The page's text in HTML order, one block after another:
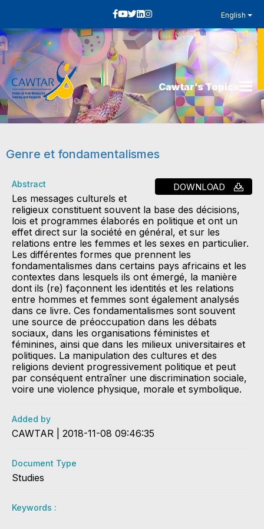
English
Cawtar’s Topics
Genre et fondamentalismes
DOWNLOAD
Abstract
Les messages culturels et
religieux constituent souvent la base des décisions,
lois et programmes élaborés en politique et ont un
effet direct sur la société en général, et sur les
relations entre les femmes et les sexes en particulier.
Les différentes formes que prennent les
fondamentalismes dans certains pays africains et les
contextes dans lesquels ils ont émergé, la manière
dont ils (re) façonnent les identités et les relations
entre hommes et femmes sont également analysés
dans ce livre. Ces fondamentalismes sont souvent
une source de préoccupation dans les débats
sociaux, dans les organisations féministes et
féminines, ainsi que dans les milieux universitaires et
politiques. La manipulation des cultures et des
religions devient progressivement politique et peut
par conséquent entraîner une discrimination sociale,
voire une violence physique, morale et symbolique.
Added by
CAWTAR | 2018-11-08 09:46:35
Document Type
Studies
Keywords :